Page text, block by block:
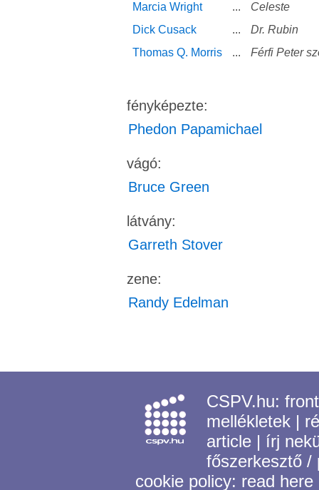
Marcia Wright
...
Celeste
Dick Cusack
...
Dr. Rubin
Thomas Q. Morris
... Férfi Peter
fényképezte:
Phedon Papamichael
vágó:
Bruce Green
látvány:
Garreth Stover
zene:
Randy Edelman
CSPV.hu:
mellékletek |
article | írj
főszerkesztő
cookie policy: read here